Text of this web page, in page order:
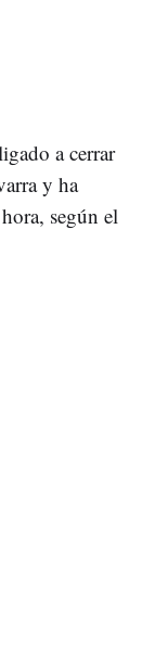
a cerrar
y ha
según el